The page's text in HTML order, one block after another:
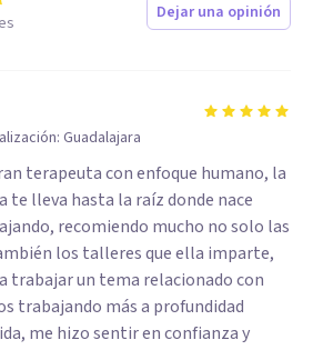
Dejar una opinión
Guadalajara
terapeuta con enfoque humano, la
te lleva hasta la raíz donde nace
recomiendo mucho no solo las
los talleres que ella imparte,
trabajar un tema relacionado con
trabajando más a profundidad
me hizo sentir en confianza y